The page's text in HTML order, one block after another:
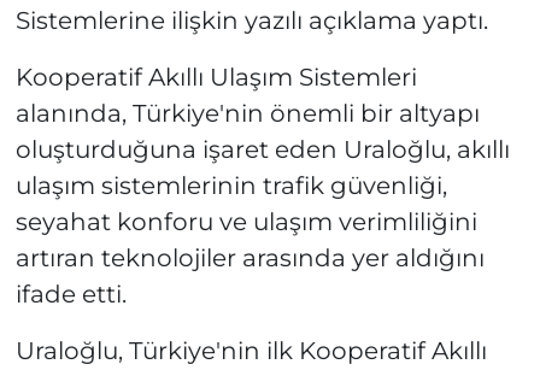
Sistemlerine ilişkin yazılı açıklama yaptı.
Kooperatif Akıllı Ulaşım Sistemleri
alanında, Türkiye'nin önemli bir altyapı
oluşturduğuna işaret eden Uraloğlu, akıllı
ulaşım sistemlerinin trafik güvenliği,
seyahat konforu ve ulaşım verimliliğini
artıran teknolojiler arasında yer aldığını
ifade etti.
Uraloğlu, Türkiye'nin ilk Kooperatif Akıllı